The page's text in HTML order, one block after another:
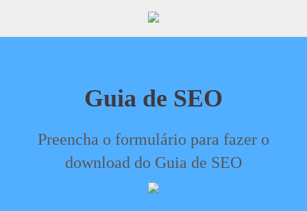
Guia de SEO
Preencha o formulário para fazer o
download do Guia de SEO